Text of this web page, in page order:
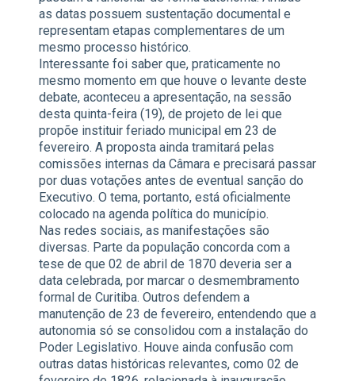
as datas possuem sustentação documental e
representam etapas complementares de um
mesmo processo histórico.
Interessante foi saber que, praticamente no
mesmo momento em que houve o levante deste
debate, aconteceu a apresentação, na sessão
desta quinta-feira (19), de projeto de lei que
propõe instituir feriado municipal em 23 de
fevereiro. A proposta ainda tramitará pelas
comissões internas da Câmara e precisará passar
por duas votações antes de eventual sanção do
Executivo. O tema, portanto, está oficialmente
colocado na agenda política do município.
Nas redes sociais, as manifestações são
diversas. Parte da população concorda com a
tese de que 02 de abril de 1870 deveria ser a
data celebrada, por marcar o desmembramento
formal de Curitiba. Outros defendem a
manutenção de 23 de fevereiro, entendendo que a
autonomia só se consolidou com a instalação do
Poder Legislativo. Houve ainda confusão com
outras datas históricas relevantes, como 02 de